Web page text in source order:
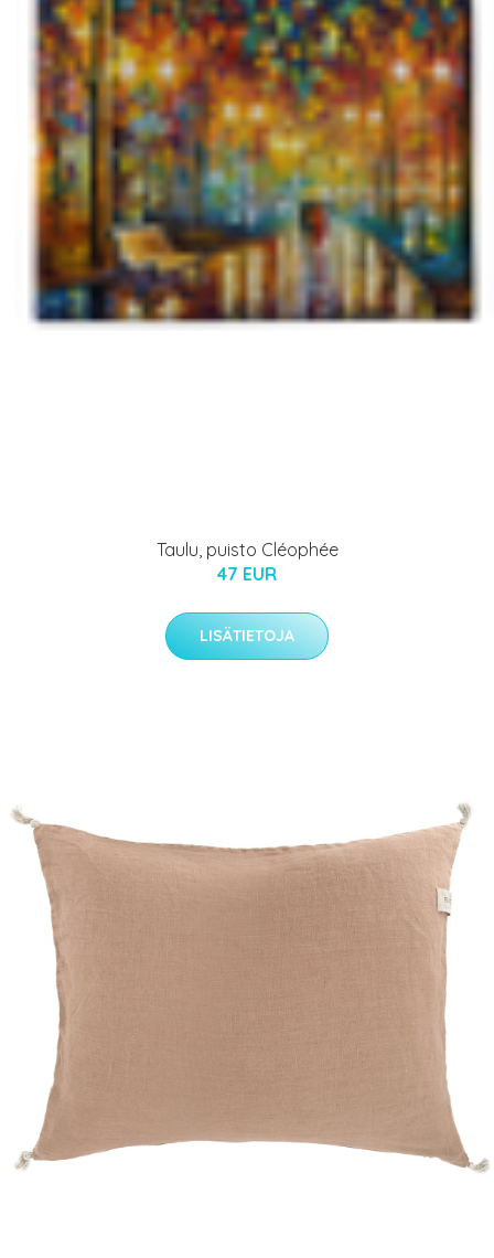
Taulu, puisto Cléophée
47 EUR
LISÄTIETOJA